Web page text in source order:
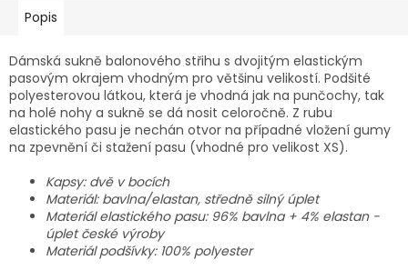
Popis
Dámská sukně balonového střihu s dvojitým elastickým
pasovým okrajem vhodným pro většinu velikostí. Podšité
polyesterovou látkou, která je vhodná jak na punčochy, tak
na holé nohy a sukně se dá nosit celoročně. Z rubu
elastického pasu je nechán otvor na případné vložení gumy
na zpevnění či stažení pasu (vhodné pro velikost XS).
Kapsy: dvě v bocích
Materiál: bavlna/elastan, středně silný úplet
Materiál elastického pasu: 96% bavlna + 4% elastan -
úplet české výroby
Materiál podšívky: 100% polyester